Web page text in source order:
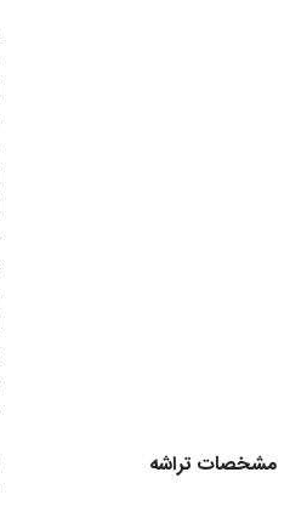
مشخصات تراشه